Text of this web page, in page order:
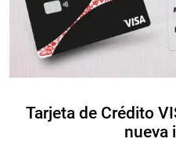
Tarjeta de Crédito
nueva